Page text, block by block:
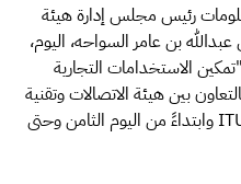
رئيس مجلس إدارة هيئة
بن عامر السواحه، اليوم،
الاستخدامات التجارية
بين هيئة الاتصالات وتقنية
المعلومات والاتحاد الدولي للاتصالات ITU وابتداءً من اليوم الثامن وحتى